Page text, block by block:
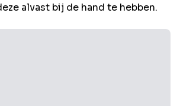
alvast bij de hand te hebben.